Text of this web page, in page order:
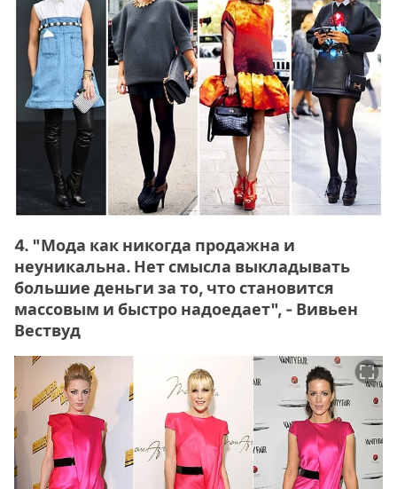
4. "Мода как никогда продажна и
неуникальна. Нет смысла выкладывать
большие деньги за то, что становится
массовым и быстро надоедает", - Вивьен
Вествуд